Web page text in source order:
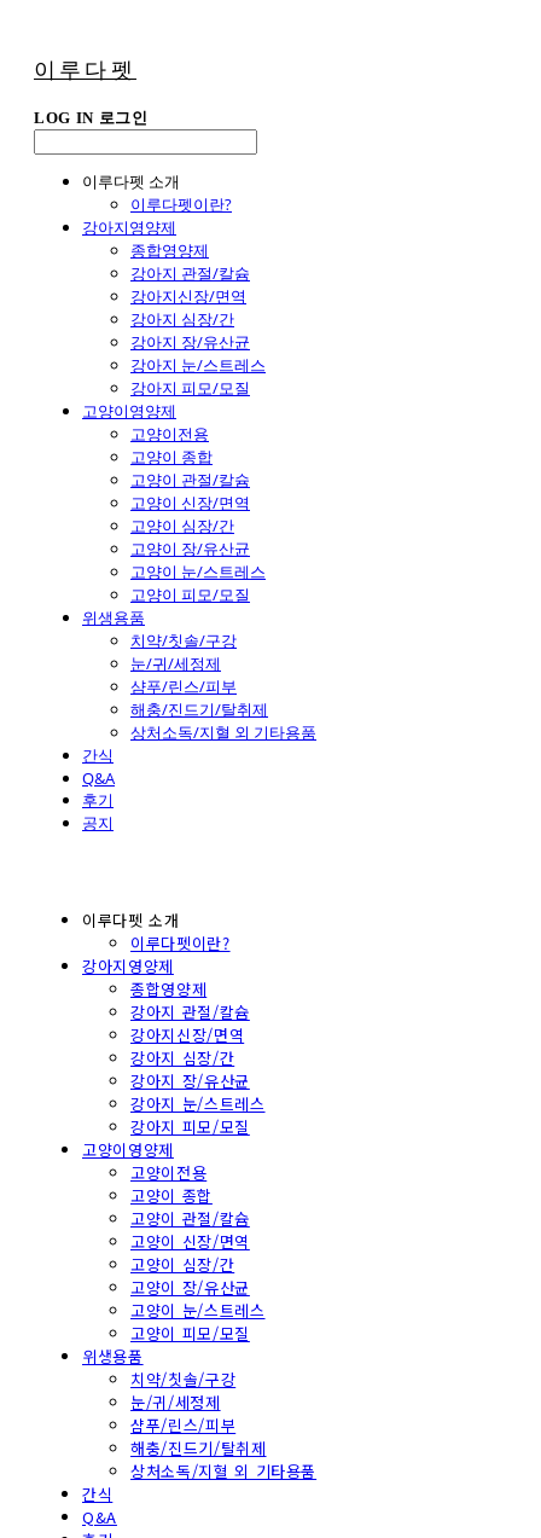
이루다펫
LOG IN 로그인
이루다펫 소개
이루다펫이란?
강아지영양제
종합영양제
강아지 관절/칼슘
강아지신장/면역
강아지 심장/간
강아지 장/유산균
강아지 눈/스트레스
강아지 피모/모질
고양이영양제
고양이전용
고양이 종합
고양이 관절/칼슘
고양이 신장/면역
고양이 심장/간
고양이 장/유산균
고양이 눈/스트레스
고양이 피모/모질
위생용품
치약/칫솔/구강
눈/귀/세정제
샴푸/린스/피부
해충/진드기/탈취제
상처소독/지혈 외 기타용품
간식
Q&A
후기
공지
이루다펫 소개
이루다펫이란?
강아지영양제
종합영양제
강아지 관절/칼슘
강아지신장/면역
강아지 심장/간
강아지 장/유산균
강아지 눈/스트레스
강아지 피모/모질
고양이영양제
고양이전용
고양이 종합
고양이 관절/칼슘
고양이 신장/면역
고양이 심장/간
고양이 장/유산균
고양이 눈/스트레스
고양이 피모/모질
위생용품
치약/칫솔/구강
눈/귀/세정제
샴푸/린스/피부
해충/진드기/탈취제
상처소독/지혈 외 기타용품
간식
Q&A